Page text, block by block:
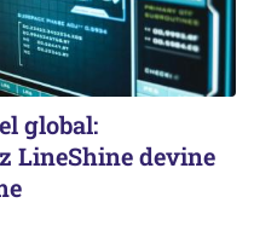
global:
LineShine devine